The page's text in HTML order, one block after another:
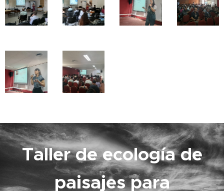
Taller de ecología de
paisajes para